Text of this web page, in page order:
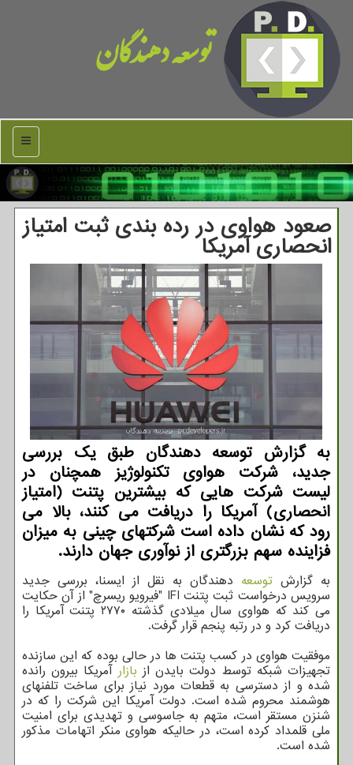
توسعه دهندگان
منو
صعود هواوی در رده بندی ثبت امتیاز
انحصاری آمریکا
به گزارش توسعه دهندگان طبق یک بررسی
جدید، شرکت هواوی تکنولوژیز همچنان در
لیست شرکت هایی که بیشترین پتنت (امتیاز
انحصاری) آمریکا را دریافت می کنند، بالا می
رود که نشان داده است شرکتهای چینی به میزان
فزاینده سهم بزرگتری از نوآوری جهان دارند.
به گزارش توسعه دهندگان به نقل از ایسنا، بررسی جدید
سرویس درخواست ثبت پتنت IFI "فیرویو ریسرچ" از آن حکایت
می کند که هواوی سال میلادی گذشته ۲۷۷۰ پتنت آمریکا را
دریافت کرد و در رتبه پنجم قرار گرفت.
موفقیت هواوی در کسب پتنت ها در حالی بوده که این سازنده
تجهیزات شبکه توسط دولت بایدن از بازار آمریکا بیرون رانده
شده و از دسترسی به قطعات مورد نیاز برای ساخت تلفنهای
هوشمند محروم شده است. دولت آمریکا این شرکت را که در
شنزن مستقر است، متهم به جاسوسی و تهدیدی برای امنیت
ملی قلمداد کرده است، در حالیکه هواوی منکر اتهامات مذکور
شده است.